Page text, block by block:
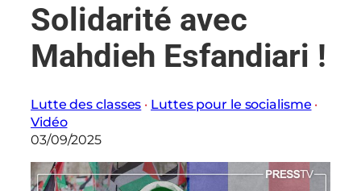
c
e
r
Solidarité avec
Mahdieh Esfandiari !
Lutte des classes · Luttes pour le socialisme
Vidéo
03/09/2025